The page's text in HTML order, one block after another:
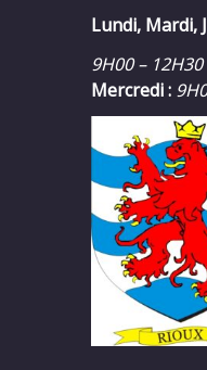
Lundi, Mardi,
9H00 –
Mercredi :